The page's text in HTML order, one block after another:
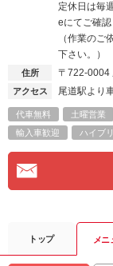
定休日は毎
eにてご確認
（作業のご
下さい。）
住所 〒722-0004
アクセス 尾道駅より
代車無料 土曜営業
輸入車歓迎
ハイブ
トップ メニ